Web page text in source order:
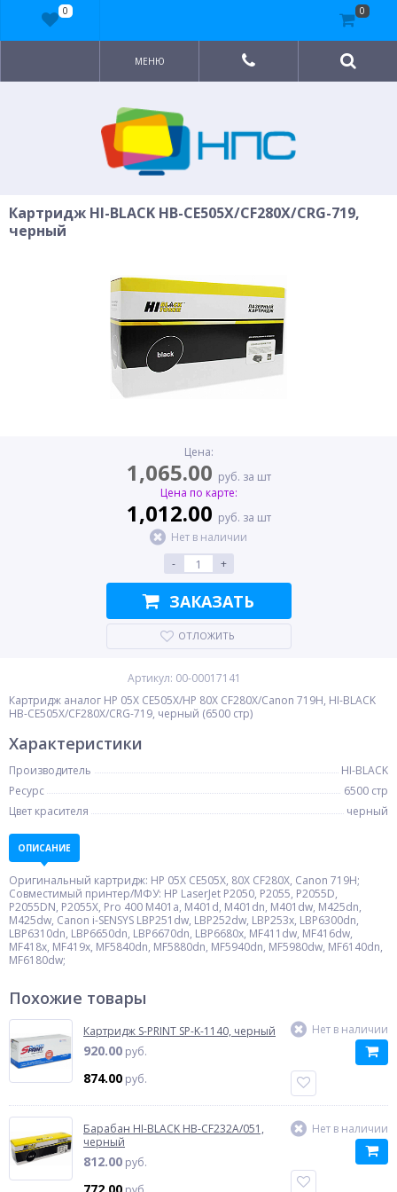
МЕНЮ
Картридж HI-BLACK HB-CE505X/CF280X/CRG-719,
черный
Цена:
1,065.00 руб. за шт
Цена по карте:
1,012.00 руб. за шт
Нет в наличии
-
+
ЗАКАЗАТЬ
ОТЛОЖИТЬ
Артикул: 00-00017141
Картридж аналог HP 05X CE505X/HP 80X CF280X/Canon 719H, HI-BLACK
HB-CE505X/CF280X/CRG-719, черный (6500 стр)
Характеристики
Производитель
HI-BLACK
Ресурс
6500 стр
Цвет красителя
черный
ОПИСАНИЕ
Оригинальный картридж: HP 05X CE505X, 80X CF280X, Canon 719H;
Совместимый принтер/МФУ: HP LaserJet P2050, P2055, P2055D,
P2055DN, P2055X, Pro 400 M401a, M401d, M401dn, M401dw, M425dn,
M425dw, Canon i-SENSYS LBP251dw, LBP252dw, LBP253x, LBP6300dn,
LBP6310dn, LBP6650dn, LBP6670dn, LBP6680x, MF411dw, MF416dw,
MF418x, MF419x, MF5840dn, MF5880dn, MF5940dn, MF5980dw, MF6140dn,
MF6180dw;
Похожие товары
Картридж S-PRINT SP-K-1140, черный
920.00 руб.
874.00 руб.
Нет в наличии
Барабан HI-BLACK HB-CF232A/051,
черный
812.00 руб.
Нет в наличии
0 0